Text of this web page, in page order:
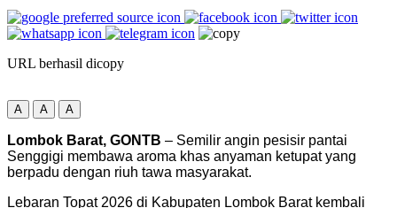
URL berhasil dicopy
A A A
Lombok Barat, GONTB – Semilir angin pesisir pantai
Senggigi membawa aroma khas anyaman ketupat yang
berpadu dengan riuh tawa masyarakat.
Lebaran Topat 2026 di Kabupaten Lombok Barat kembali